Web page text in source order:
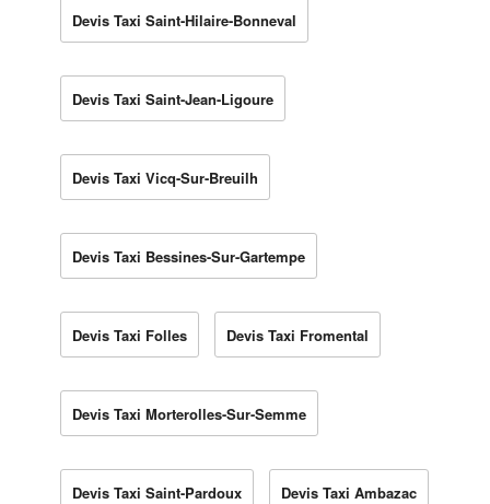
Devis Taxi Saint-Hilaire-Bonneval
Devis Taxi Saint-Jean-Ligoure
Devis Taxi Vicq-Sur-Breuilh
Devis Taxi Bessines-Sur-Gartempe
Devis Taxi Folles Devis Taxi Fromental
Devis Taxi Morterolles-Sur-Semme
Devis Taxi Saint-Pardoux Devis Taxi Ambazac